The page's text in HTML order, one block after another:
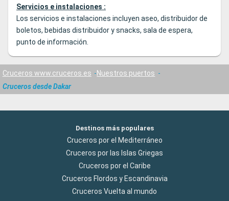
Servicios e instalaciones :
Los servicios e instalaciones incluyen aseo, distribuidor de
boletos, bebidas distribuidor y snacks, sala de espera,
punto de información.
Cruceros www.cruceros.es
Nuestros puertos
Cruceros desde Dakar
Destinos más populares
Cruceros por el Mediterráneo
Cruceros por las Islas Griegas
Cruceros por el Caribe
Cruceros Flordos y Escandinavia
Cruceros Vuelta al mundo